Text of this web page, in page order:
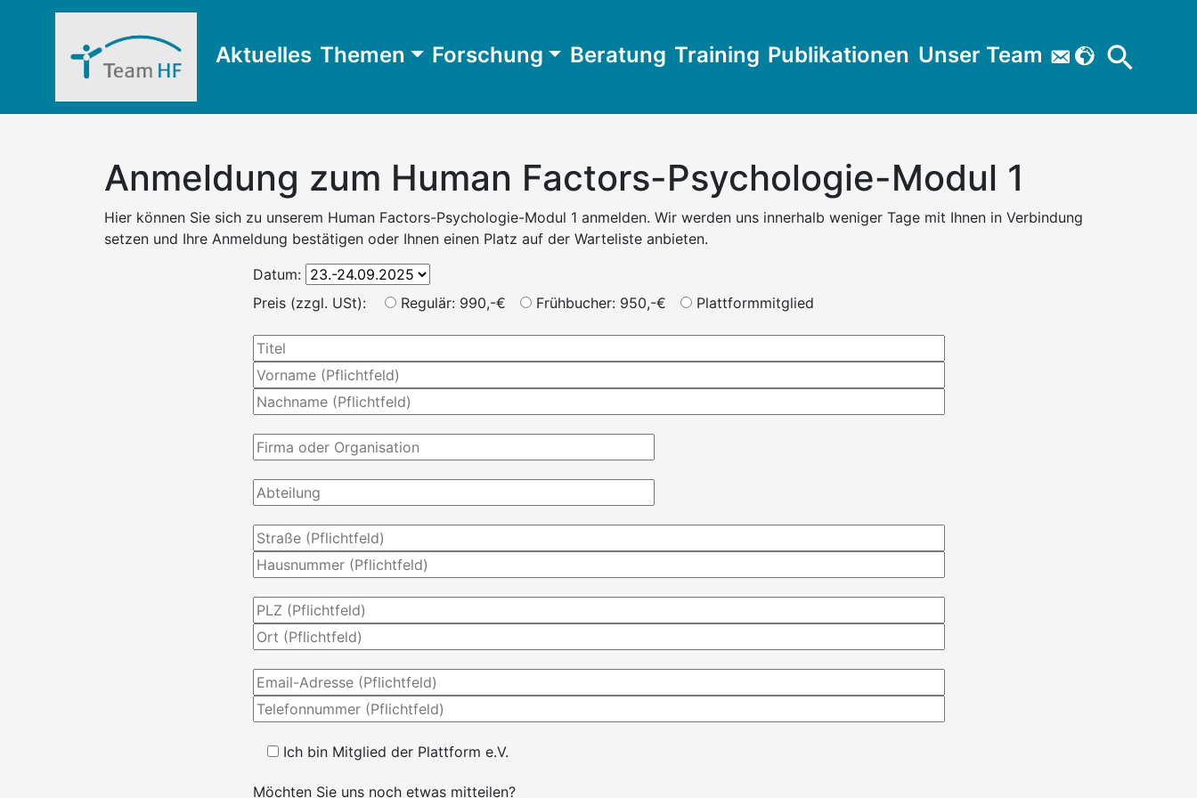
Aktuelles Themen Forschung Beratung Training Publikationen Unser Team  
Search
for:
Search Button
Anmeldung zum Human Factors-Psychologie-Modul 1
Hier können Sie sich zu unserem Human Factors-Psychologie-Modul 1 anmelden. Wir werden uns innerhalb weniger Tage mit Ihnen in Verbindung
setzen und Ihre Anmeldung bestätigen oder Ihnen einen Platz auf der Warteliste anbieten.
Datum:
Preis (zzgl. USt):
Regulär: 990,-€ Frühbucher: 950,-€ Plattformmitglied
Ich bin Mitglied der Plattform e.V.
Möchten Sie uns noch etwas mitteilen?